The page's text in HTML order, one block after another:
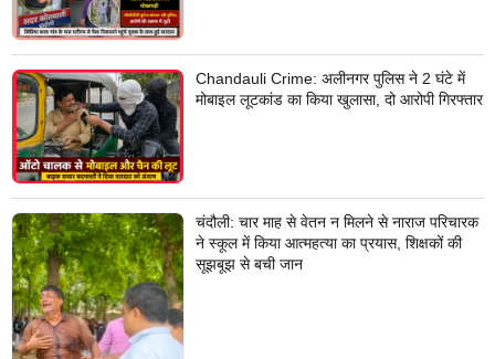
Chandauli Crime: अलीनगर पुलिस ने 2 घंटे में
मोबाइल लूटकांड का किया खुलासा, दो आरोपी गिरफ्तार
चंदौली: चार माह से वेतन न मिलने से नाराज परिचारक
ने स्कूल में किया आत्महत्या का प्रयास, शिक्षकों की
सूझबूझ से बची जान